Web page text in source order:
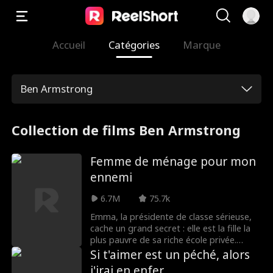
Accueil Catégories Marque
Ben Armstrong
Collection de films Ben Armstrong
Femme de ménage pour mon
ennemi
6.7M
75.7k
Emma, la présidente de classe sérieuse,
cache un grand secret : elle est la fille la
plus pauvre de sa riche école privée.
Lorsque son rival, Lucas Bennett, un
mauvais garçon richissime, la fait virer du
Si t'aimer est un péché, alors